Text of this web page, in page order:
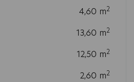
4,60 m2
13,60 m2
12,50 m2
2,60 m2